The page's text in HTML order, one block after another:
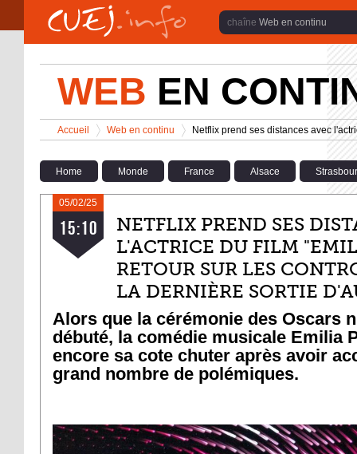
Aller au contenu principal
Web en continu
WEB EN
Vous êtes ici
Accueil
>
Web en continu
>
Netflix prend ses distances avec
Home Monde France Alsace
05/02/25
15:10
NETFLIX PREND SES
L'ACTRICE DU FILM
RETOUR SUR LES
LA DERNIÈRE SORTIE
Alors que la cérémonie des Oscars
débuté, la comédie musicale Emilia
encore sa cote chuter après avoir
grand nombre de polémiques.